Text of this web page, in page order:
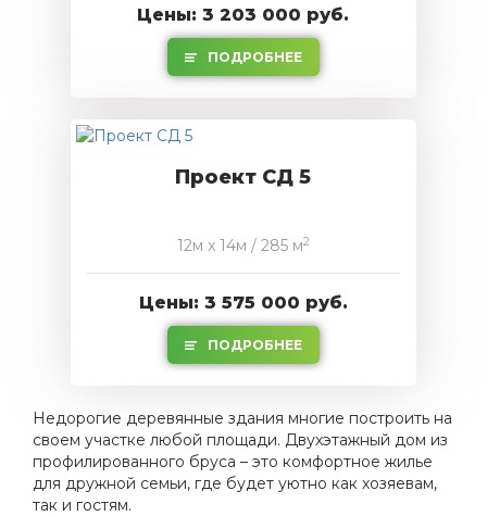
Цены: 3 203 000 руб.
ПОДРОБНЕЕ
Проект СД 5
12м x 14м / 285 м2
Цены: 3 575 000 руб.
ПОДРОБНЕЕ
Недорогие деревянные здания многие построить на
своем участке любой площади. Двухэтажный дом из
профилированного бруса – это комфортное жилье
для дружной семьи, где будет уютно как хозяевам,
так и гостям.